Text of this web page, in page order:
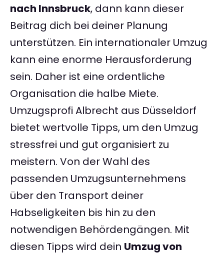
nach Innsbruck, dann kann dieser
Beitrag dich bei deiner Planung
unterstützen. Ein internationaler Umzug
kann eine enorme Herausforderung
sein. Daher ist eine ordentliche
Organisation die halbe Miete.
Umzugsprofi Albrecht aus Düsseldorf
bietet wertvolle Tipps, um den Umzug
stressfrei und gut organisiert zu
meistern. Von der Wahl des
passenden Umzugsunternehmens
über den Transport deiner
Habseligkeiten bis hin zu den
notwendigen Behördengängen. Mit
diesen Tipps wird dein Umzug von